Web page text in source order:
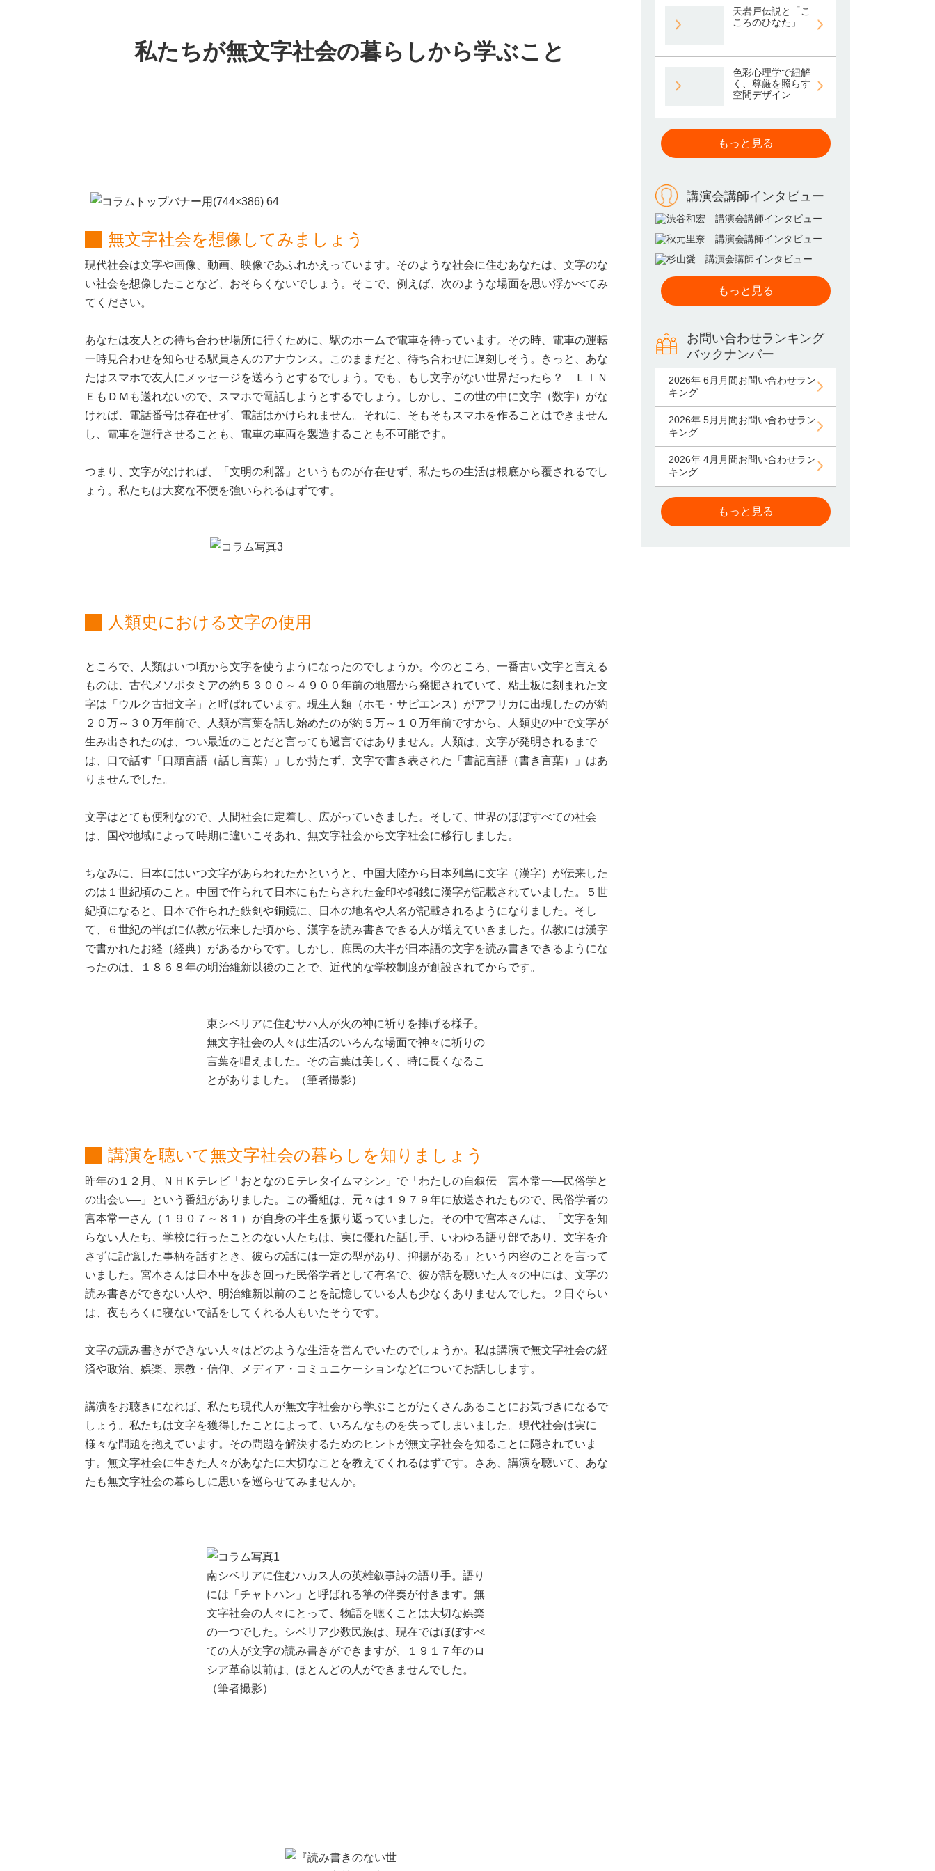
私たちが無文字社会の暮らしから学ぶこと
無文字社会を想像してみましょう
現代社会は文字や画像、動画、映像であふれかえっています。そのような社会に住むあなたは、文字のな
い社会を想像したことなど、おそらくないでしょう。そこで、例えば、次のような場面を思い浮かべてみ
てください。
あなたは友人との待ち合わせ場所に行くために、駅のホームで電車を待っています。その時、電車の運転
一時見合わせを知らせる駅員さんのアナウンス。このままだと、待ち合わせに遅刻しそう。きっと、あな
たはスマホで友人にメッセージを送ろうとするでしょう。でも、もし文字がない世界だったら？ ＬＩＮ
ＥもＤＭも送れないので、スマホで電話しようとするでしょう。しかし、この世の中に文字（数字）がな
ければ、電話番号は存在せず、電話はかけられません。それに、そもそもスマホを作ることはできません
し、電車を運行させることも、電車の車両を製造することも不可能です。
つまり、文字がなければ、「文明の利器」というものが存在せず、私たちの生活は根底から覆されるでし
ょう。私たちは大変な不便を強いられるはずです。
人類史における文字の使用
ところで、人類はいつ頃から文字を使うようになったのでしょうか。今のところ、一番古い文字と言える
ものは、古代メソポタミアの約５３００～４９００年前の地層から発掘されていて、粘土板に刻まれた文
字は「ウルク古拙文字」と呼ばれています。現生人類（ホモ・サピエンス）がアフリカに出現したのが約
２０万～３０万年前で、人類が言葉を話し始めたのが約５万～１０万年前ですから、人類史の中で文字が
生み出されたのは、つい最近のことだと言っても過言ではありません。人類は、文字が発明されるまで
は、口で話す「口頭言語（話し言葉）」しか持たず、文字で書き表された「書記言語（書き言葉）」はあ
りませんでした。
文字はとても便利なので、人間社会に定着し、広がっていきました。そして、世界のほぼすべての社会
は、国や地域によって時期に違いこそあれ、無文字社会から文字社会に移行しました。
ちなみに、日本にはいつ文字があらわれたかというと、中国大陸から日本列島に文字（漢字）が伝来した
のは１世紀頃のこと。中国で作られて日本にもたらされた金印や銅銭に漢字が記載されていました。５世
紀頃になると、日本で作られた鉄剣や銅鏡に、日本の地名や人名が記載されるようになりました。そし
て、６世紀の半ばに仏教が伝来した頃から、漢字を読み書きできる人が増えていきました。仏教には漢字
で書かれたお経（経典）があるからです。しかし、庶民の大半が日本語の文字を読み書きできるようにな
ったのは、１８６８年の明治維新以後のことで、近代的な学校制度が創設されてからです。
東シベリアに住むサハ人が火の神に祈りを捧げる様子。
無文字社会の人々は生活のいろんな場面で神々に祈りの
言葉を唱えました。その言葉は美しく、時に長くなるこ
とがありました。（筆者撮影）
講演を聴いて無文字社会の暮らしを知りましょう
昨年の１２月、ＮＨＫテレビ「おとなのＥテレタイムマシン」で「わたしの自叙伝 宮本常一―民俗学と
の出会い―」という番組がありました。この番組は、元々は１９７９年に放送されたもので、民俗学者の
宮本常一さん（１９０７～８１）が自身の半生を振り返っていました。その中で宮本さんは、「文字を知
らない人たち、学校に行ったことのない人たちは、実に優れた話し手、いわゆる語り部であり、文字を介
さずに記憶した事柄を話すとき、彼らの話には一定の型があり、抑揚がある」という内容のことを言って
いました。宮本さんは日本中を歩き回った民俗学者として有名で、彼が話を聴いた人々の中には、文字の
読み書きができない人や、明治維新以前のことを記憶している人も少なくありませんでした。２日ぐらい
は、夜もろくに寝ないで話をしてくれる人もいたそうです。
文字の読み書きができない人々はどのような生活を営んでいたのでしょうか。私は講演で無文字社会の経
済や政治、娯楽、宗教・信仰、メディア・コミュニケーションなどについてお話しします。
講演をお聴きになれば、私たち現代人が無文字社会から学ぶことがたくさんあることにお気づきになるで
しょう。私たちは文字を獲得したことによって、いろんなものを失ってしまいました。現代社会は実に
様々な問題を抱えています。その問題を解決するためのヒントが無文字社会を知ることに隠されていま
す。無文字社会に生きた人々があなたに大切なことを教えてくれるはずです。さあ、講演を聴いて、あな
たも無文字社会の暮らしに思いを巡らせてみませんか。
南シベリアに住むハカス人の英雄叙事詩の語り手。語り
には「チャトハン」と呼ばれる箏の伴奏が付きます。無
文字社会の人々にとって、物語を聴くことは大切な娯楽
の一つでした。シベリア少数民族は、現在ではほぼすべ
ての人が文字の読み書きができますが、１９１７年のロ
シア革命以前は、ほとんどの人ができませんでした。
（筆者撮影）
天岩戸伝説と「こ
ころのひなた」
色彩心理学で紐解
く、尊厳を照らす
空間デザイン
もっと見る
講演会講師インタビュー
もっと見る
お問い合わせランキング
バックナンバー
2026年 6月月間お問い合わせラン
キング
2026年 5月月間お問い合わせラン
キング
2026年 4月月間お問い合わせラン
キング
もっと見る